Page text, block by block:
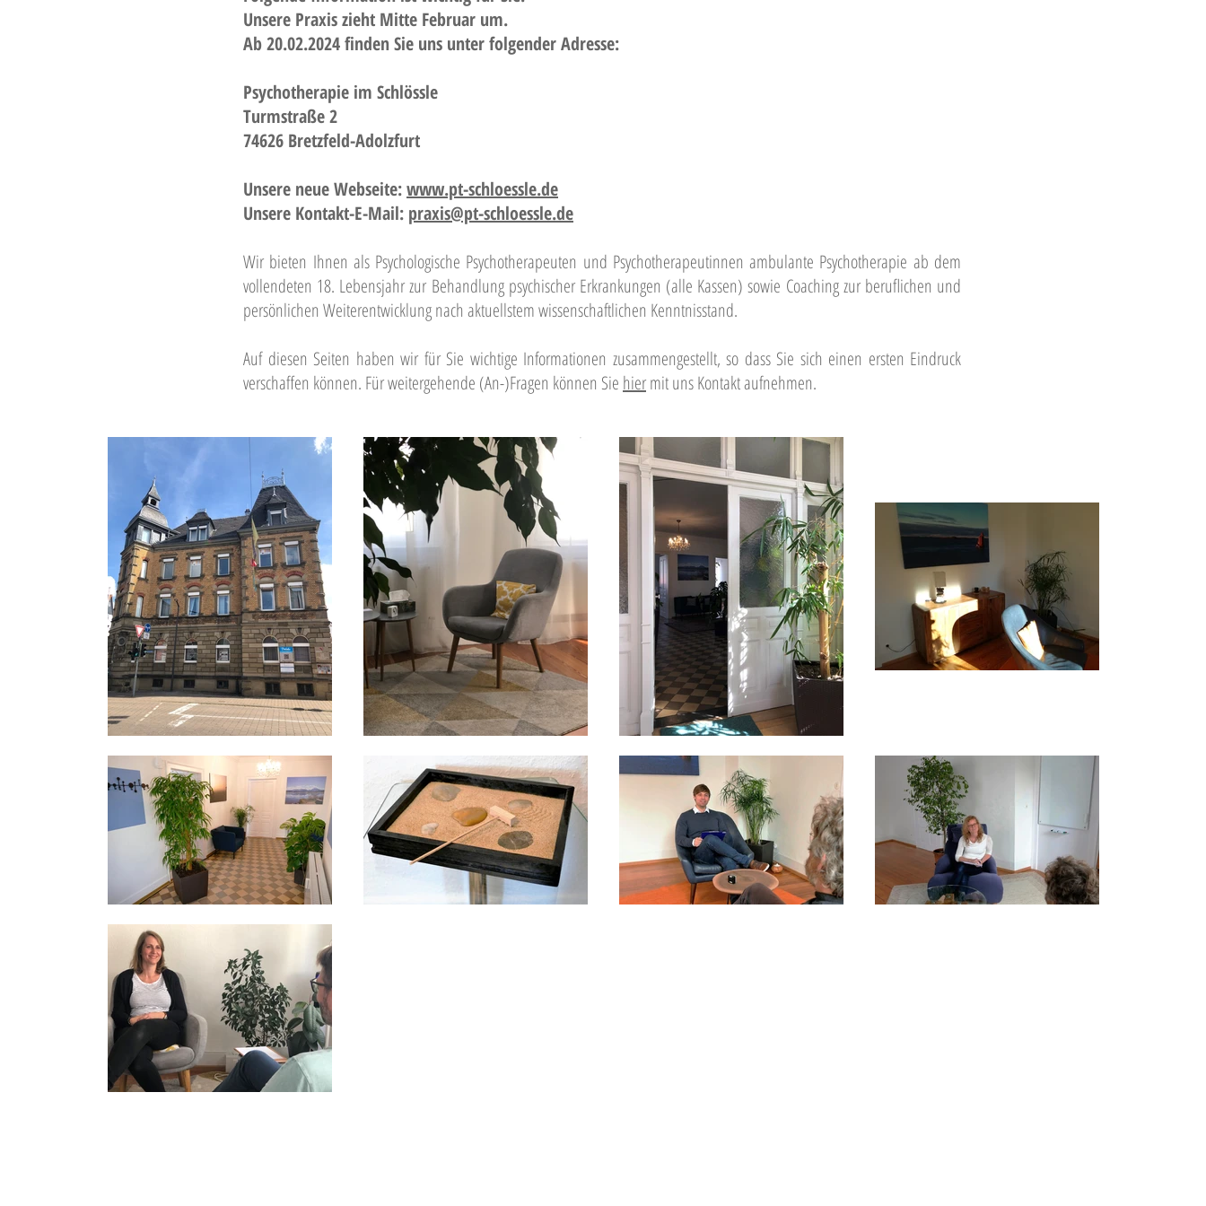
Unsere Praxis zieht Mitte Februar um.
Ab 20.02.2024 finden Sie uns unter folgender Adresse:
Psychotherapie im Schlössle
Turmstraße 2
74626 Bretzfeld-Adolzfurt
Unsere neue Webseite:www.pt-schloessle.de
Unsere Kontakt-E-Mail: praxis@pt-schloessle.de
Wir bieten Ihnen als Psychologische Psychotherapeuten und Psychotherapeutinnen ambulante Psychotherapie ab dem
vollendeten 18. Lebensjahr zur Behandlung psychischer Erkrankungen (alle Kassen) sowie Coaching zur beruflichen und
persönlichen Weiterentwicklung nach aktuellstem wissenschaftlichen Kenntnisstand.
Auf diesen Seiten haben wir für Sie wichtige Informationen zusammengestellt, so dass Sie sich einen ersten Eindruck
verschaffen können. Für weitergehende (An-)Fragen können Sie hiermit uns Kontakt aufnehmen.